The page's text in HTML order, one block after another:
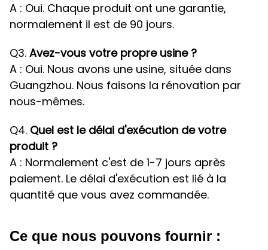
A : Oui. Chaque produit ont une garantie,
normalement il est de 90 jours.
Q3. Avez-vous votre propre usine ?
A : Oui. Nous avons une usine, située dans
Guangzhou. Nous faisons la rénovation par
nous-mêmes.
Q4. Quel est le délai d'exécution de votre
produit ?
A : Normalement c'est de 1-7 jours après
paiement. Le délai d'exécution est lié à la
quantité que vous avez commandée.
Ce que nous pouvons fournir :